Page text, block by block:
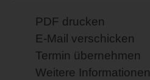
PDF drucken
E-Mail verschicken
Termin übernehmen
Weitere Informationen